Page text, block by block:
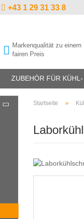
Markenqualität zu einem
fairen Preis
+43 1 29 31 33 8
Gefriertruhen
ZUBEHÖR FÜR
Startseite »